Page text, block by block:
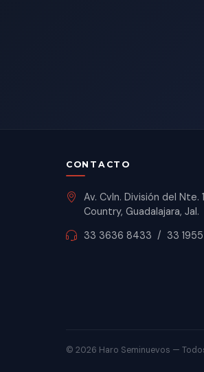
CONTACTO
Av. Cvln. División del Nte.
Country, Guadalajara, Jal.
33 3636 8433 / 33
© 2026 Haro Seminuevos —